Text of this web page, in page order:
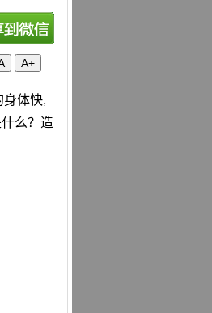
A+
身体快,
么？造